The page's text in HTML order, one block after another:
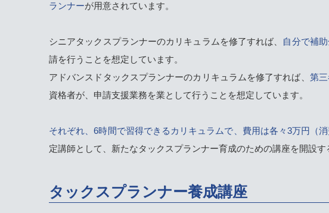
ランナーが用意されています。
シニアタックスプランナーのカリキュラムを修了すれば、 自分で補
請を行うことを想定しています。
アドバンスドタックスプランナーのカリキュラムを修了すれば、 第
資格者が、申請支援業務を業として行うことを想定しています。
それぞれ、6時間で習得できるカリキュラムで、費用は各々3万円（消
定講師として、新たなタックスプランナー育成のための講座を開設す
タックスプランナー養成講座